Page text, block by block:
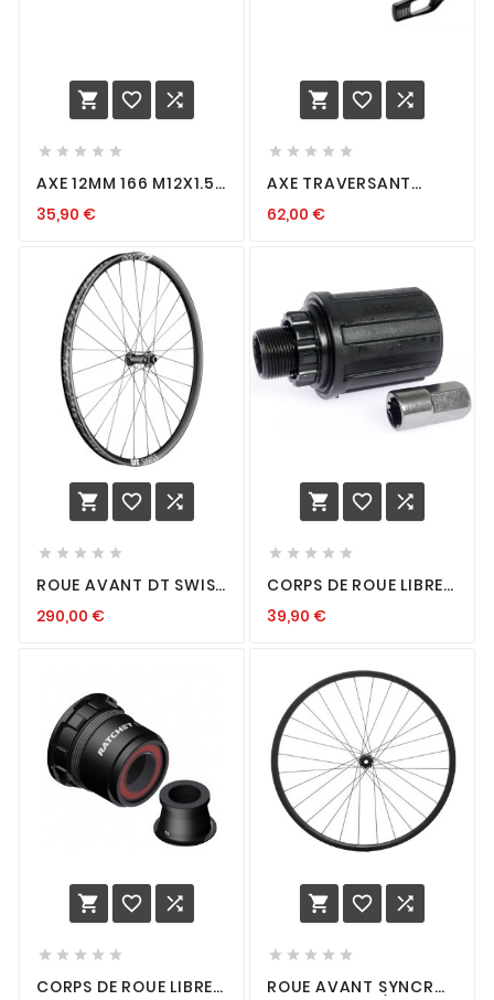
  
    
AXE 12MM 166 M12X1.5
35,90 €
  
    
AXE TRAVERSANT
15X100 MM - 148 MM
62,00 €
  
    
ROUE AVANT DT SWISS
15/110
290,00 €
  
    
CORPS DE ROUE LIBRE
39,90 €
  
    
CORPS DE ROUE LIBRE
  
    
ROUE AVANT SYNCROS